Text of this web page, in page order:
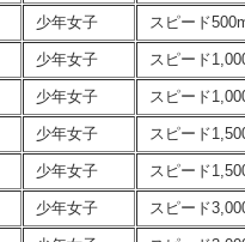
少年女子 スピード
少年女子 スピード
少年女子 スピード
少年女子 スピード
少年女子 スピード
少年女子 スピード